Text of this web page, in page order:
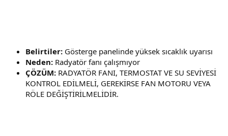
Belirtiler: Gösterge panelinde yüksek sıcaklık uyarısı
Neden: Radyatör fanı çalışmıyor
ÇÖZÜM: RADYATÖR FANI, TERMOSTAT VE SU SEVİYESİ
KONTROL EDİLMELİ, GEREKİRSE FAN MOTORU VEYA
RÖLE DEĞİŞTİRİLMELİDİR.